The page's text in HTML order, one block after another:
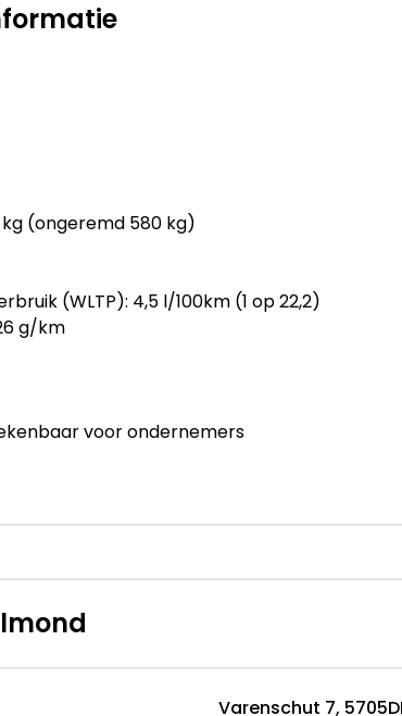
kg (ongeremd 580 kg)
(WLTP): 4,5 l/100km (1 op 22,2)
g/km
voor ondernemers
Premium Cat. B (€ 1.095 meerprijs):
zakelijk, 12 maanden particulier (<
6 maanden
inclusief eventueel
Varenschut 7,